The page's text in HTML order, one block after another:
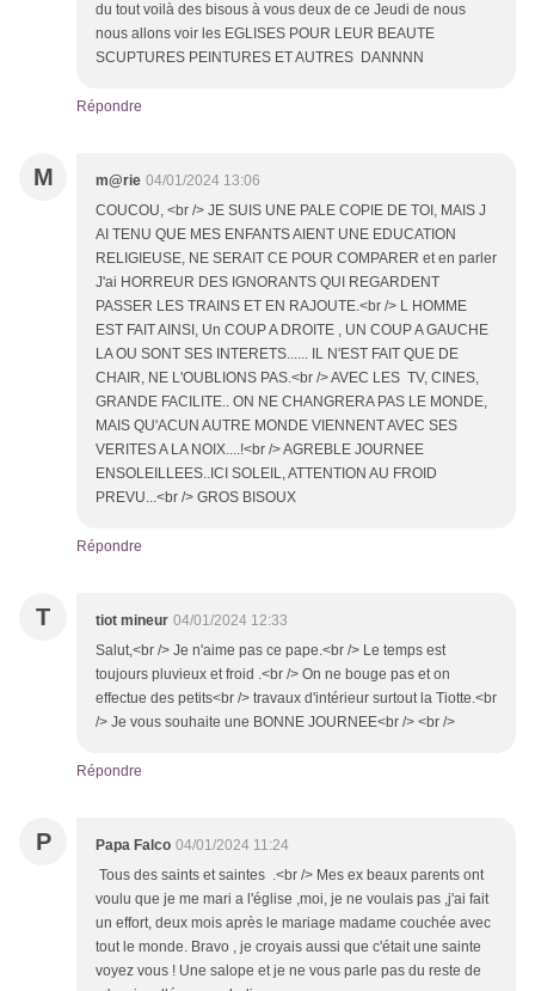
du tout voilà des bisous à vous deux de ce Jeudi de nous
nous allons voir les EGLISES POUR LEUR BEAUTE
SCUPTURES PEINTURES ET AUTRES DANNNN
Répondre
M m@rie 04/01/2024 13:06
COUCOU, <br /> JE SUIS UNE PALE COPIE DE TOI, MAIS J
AI TENU QUE MES ENFANTS AIENT UNE EDUCATION
RELIGIEUSE, NE SERAIT CE POUR COMPARER et en parler
J'ai HORREUR DES IGNORANTS QUI REGARDENT
PASSER LES TRAINS ET EN RAJOUTE.<br /> L HOMME
EST FAIT AINSI, Un COUP A DROITE , UN COUP A GAUCHE
LA OU SONT SES INTERETS...... IL N'EST FAIT QUE DE
CHAIR, NE L'OUBLIONS PAS.<br /> AVEC LES TV, CINES,
GRANDE FACILITE.. ON NE CHANGRERA PAS LE MONDE,
MAIS QU'ACUN AUTRE MONDE VIENNENT AVEC SES
VERITES A LA NOIX....!<br /> AGREBLE JOURNEE
ENSOLEILLEES..ICI SOLEIL, ATTENTION AU FROID
PREVU...<br /> GROS BISOUX
Répondre
T tiot mineur 04/01/2024 12:33
Salut,<br /> Je n'aime pas ce pape.<br /> Le temps est
toujours pluvieux et froid .<br /> On ne bouge pas et on
effectue des petits<br /> travaux d'intérieur surtout la Tiotte.<br
/> Je vous souhaite une BONNE JOURNEE<br /> <br />
Répondre
P Papa Falco 04/01/2024 11:24
Tous des saints et saintes .<br /> Mes ex beaux parents ont
voulu que je me mari a l'église ,moi, je ne voulais pas ,j'ai fait
un effort, deux mois après le mariage madame couchée avec
tout le monde. Bravo , je croyais aussi que c'était une sainte
voyez vous ! Une salope et je ne vous parle pas du reste de